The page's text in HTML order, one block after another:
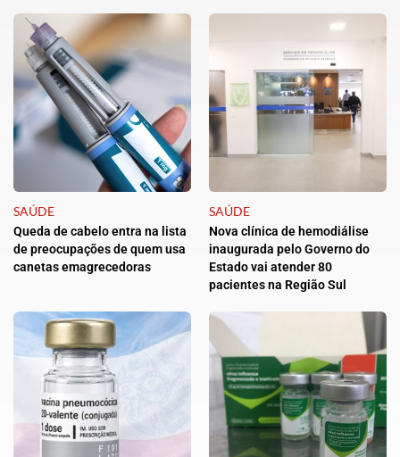
SAÚDE
Queda de cabelo entra na lista
de preocupações de quem usa
canetas emagrecedoras
SAÚDE
Nova clínica de hemodiálise
inaugurada pelo Governo do
Estado vai atender 80
pacientes na Região Sul